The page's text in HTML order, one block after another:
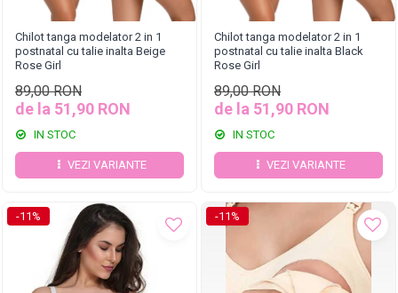
Chilot tanga modelator 2 in 1
postnatal cu talie inalta Beige
Rose Girl
89,00 RON
de la 51,90 RON
IN STOC
VEZI VARIANTE
Chilot tanga modelator 2 in 1
postnatal cu talie inalta Black
Rose Girl
89,00 RON
de la 51,90 RON
IN STOC
VEZI VARIANTE
-11% -11%